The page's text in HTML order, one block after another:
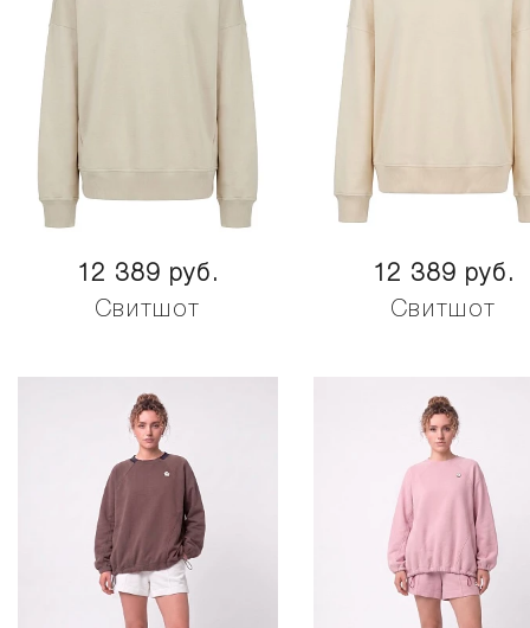
12 389 руб.
Свитшот
12 389 руб.
Свитшот